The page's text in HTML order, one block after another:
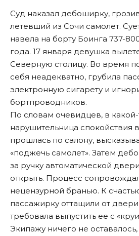
Суд наказал дебоширку,
летевший из Сочи самолет.
навела на борту Боинга 737-
года. 17 января девушка
Северную столицу. Во время
себя неадекватно, грубила
электронную сигарету и
бортпроводников.
По словам очевидцев, в
нарушительница спокойствия
прошлась по салону,
«поджечь самолет». Затем
за ручку автоматической
открыть. Процесс
нецензурной бранью. К
пассажирку оттащили от
требовала выпустить ее с
Экипажу ничего не